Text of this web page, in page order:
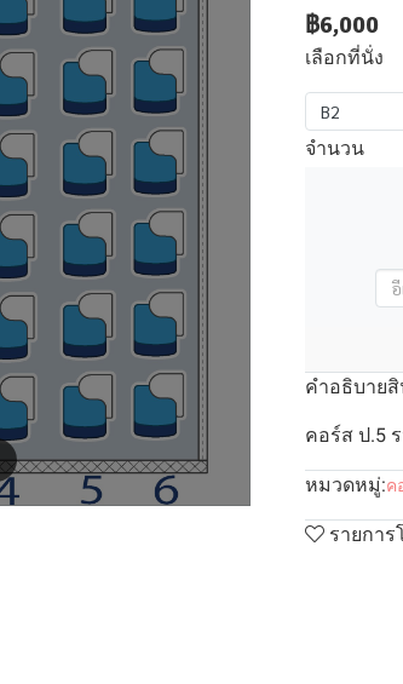
฿6,000
เลือกที่นั่ง
B2
จำนวน
คำอธิบาย
คอร์ส ป.5
หมวดหมู่:ค
รายการ